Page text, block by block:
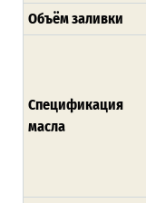
Объём заливки
Спецификация
масла